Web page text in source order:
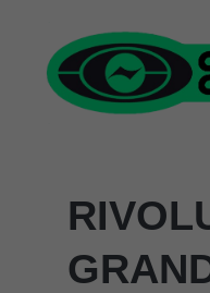
contenuto